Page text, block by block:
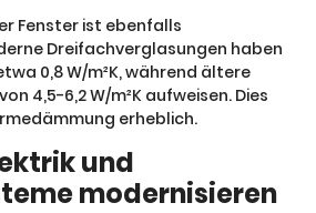
Fenster ist ebenfalls
Dreifachverglasungen haben
0,8 W/m²K, während ältere
4,5-6,2 W/m²K aufweisen. Dies
erheblich.
und
modernisieren